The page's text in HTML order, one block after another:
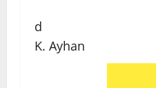
d
K. Ayhan